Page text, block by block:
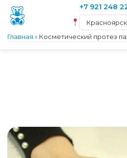
+7 921 248
Главная » Косметический протез